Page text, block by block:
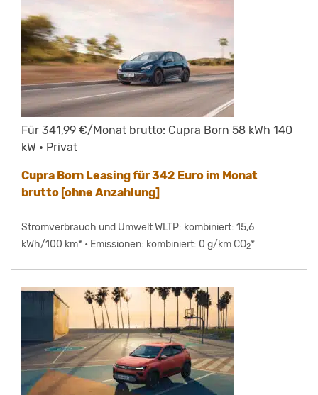
Für 341,99 €/Monat brutto: Cupra Born 58 kWh 140
kW • Privat
Cupra Born Leasing für 342 Euro im Monat
brutto [ohne Anzahlung]
Stromverbrauch und Umwelt WLTP: kombiniert: 15,6
kWh/100 km* • Emissionen: kombiniert: 0 g/km CO2*